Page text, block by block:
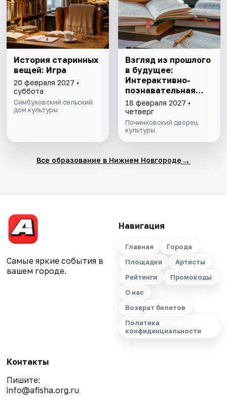
История старинных
вещей: Игра
20 февраля 2027 •
суббота
Симбуховский сельский
дом культуры
Взгляд из прошлого
в будущее:
Интерактивно-
познавательная
программа
18 февраля 2027 •
четверг
Починковский дворец
культуры
Все образование в Нижнем Новгороде →
Самые яркие события в
вашем городе.
Навигация
Главная
Города
Площадки
Артисты
Рейтинги
Промокоды
О нас
Возврат билетов
Политика
конфиденциальности
Контакты
Пишите:
info@afisha.org.ru